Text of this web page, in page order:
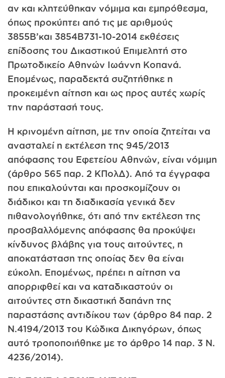
αν και κλητεύθηκαν νόμιμα και εμπρόθεσμα,
όπως προκύπτει από τις με αριθμούς
3855Β’και 3854Β731-10-2014 εκθέσεις
επίδοσης του Δικαστικού Επιμελητή στο
Πρωτοδικείο Αθηνών Ιωάννη Κοπανά.
Επομένως, παραδεκτά συζητήθηκε η
προκειμένη αίτηση και ως προς αυτές χωρίς
την παράστασή τους.
Η κρινομένη αίτηση, με την οποία ζητείται να
ανασταλεί η εκτέλεση της 945/2013
απόφασης του Εφετείου Αθηνών, είναι νόμιμη
(άρθρο 565 παρ. 2 ΚΠολΔ). Από τα έγγραφα
που επικαλούνται και προσκομίζουν οι
διάδικοι και τη διαδικασία γενικά δεν
πιθανολογήθηκε, ότι από την εκτέλεση της
προσβαλλόμενης απόφασης θα προκύψει
κίνδυνος βλάβης για τους αιτούντες, η
αποκατάσταση της οποίας δεν θα είναι
εύκολη. Επομένως, πρέπει η αίτηση να
απορριφθεί και να καταδικαστούν οι
αιτούντες στη δικαστική δαπάνη της
παραστάσης αντιδίκου των (άρθρο 84 παρ. 2
Ν.4194/2013 του Κώδικα Δικηγόρων, όπως
αυτό τροποποιήθηκε με το άρθρο 14 παρ. 3 Ν.
4236/2014).